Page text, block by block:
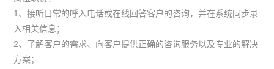
1、接听日常的呼入电话或在线回答客户的咨询，并在系统同步录
入相关信息；
2、了解客户的需求、向客户提供正确的咨询服务以及专业的解决
方案；